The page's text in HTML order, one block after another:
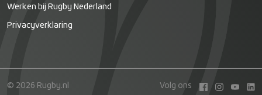
Werken bij Rugby Nederland
Privacyverklaring
© 2026 Rugby.nl Volg ons